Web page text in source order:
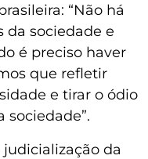
“Não há
da sociedade e
é preciso haver
que refletir
e tirar o ódio
sociedade”.
da